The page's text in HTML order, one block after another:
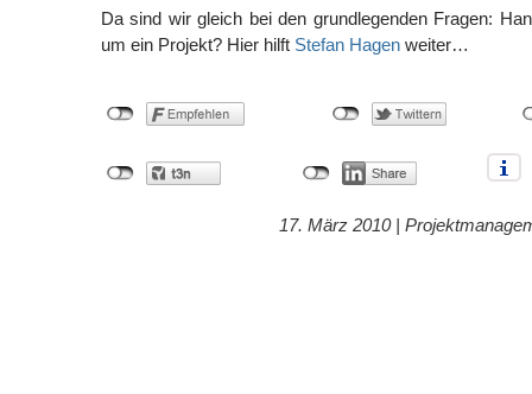
Da sind wir gleich bei den grundlegenden Fragen:
um ein Projekt? Hier hilft Stefan Hagen weiter…
17. März 2010 |